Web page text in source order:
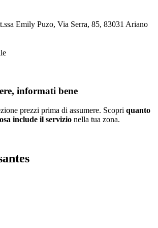
Emily Puzo, Via Serra, 85, 83031 Ariano
informati bene
prezzi prima di assumere. Scopri quanto
include il servizio nella tua zona.